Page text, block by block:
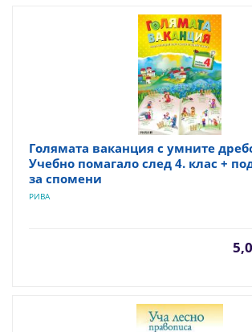
Голямата ваканция с умните
Учебно помагало след 4. клас +
за спомени
РИВА